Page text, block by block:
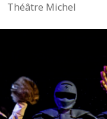
Théâtre Michel